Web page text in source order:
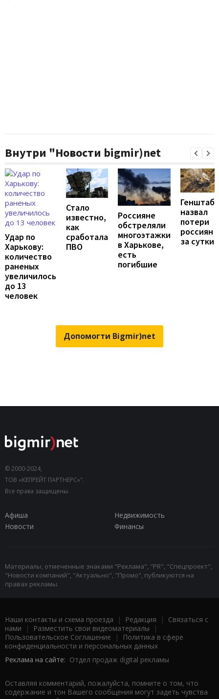
Внутри "Новости bigmir)net
Удар по
Харькову:
количество
раненых
увеличилось
до 13
человек
Стало
известно,
как
сработала
ПВО
Россияне
обстреляли
многоэтажки
в Харькове,
есть
погибшие
Генштаб
назвал
потери
россиян
за сутки
Допомогти Bigmir)net
© 2000-2024,
ТОВ «КЕПРЕЙТ ПАРТНЕРС»".
Все права защищены.
Афиша
Недвижимость
Новости
Финансы
Материалы, отмеченные знаками "Реклама", "PR", "Спецпроект",
"Новости компаний", "Актуально", "Промо", публикуются на
правах рекламы.
Наши контакты и схема проезда | Редакция | Связаться с
нами | Разместить свои видеоматериалы |
Пользовательское Соглашение |
Политика в сфере
конфиденциальности и персональных данных
Реклама на сайте: Отдел продаж digital рекламы
Оставляя комментарий, пожалуйста, помните о том, что
содержание и тон Вашего сообщения могут задеть чувства